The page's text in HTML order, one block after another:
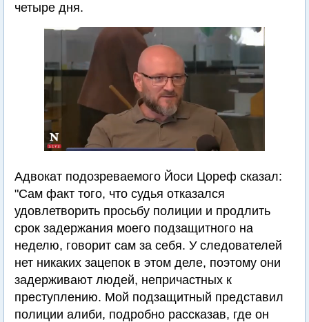
четыре дня.
Адвокат подозреваемого Йоси Цореф сказал:
"Сам факт того, что судья отказался
удовлетворить просьбу полиции и продлить
срок задержания моего подзащитного на
неделю, говорит сам за себя. У следователей
нет никаких зацепок в этом деле, поэтому они
задерживают людей, непричастных к
преступлению. Мой подзащитный представил
полиции алиби, подробно рассказав, где он